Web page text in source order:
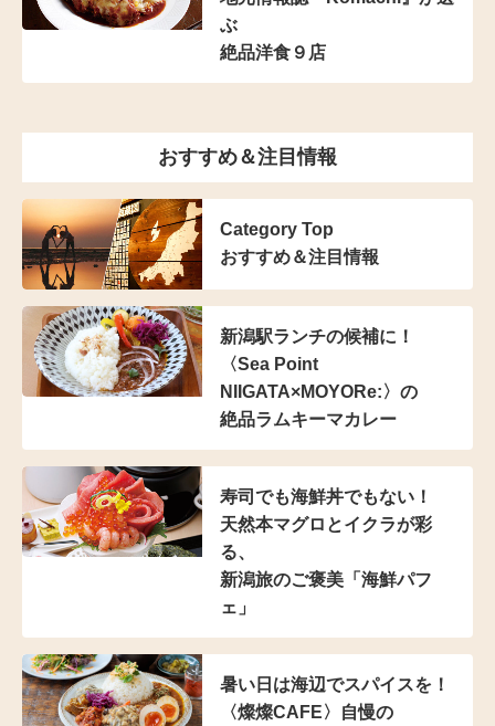
ぶ
絶品洋食９店
おすすめ＆注目情報
Category Top
おすすめ＆注目情報
新潟駅ランチの候補に！
〈Sea Point
NIIGATA×MOYORe:〉の
絶品ラムキーマカレー
寿司でも海鮮丼でもない！
天然本マグロとイクラが彩
る、
新潟旅のご褒美「海鮮パフ
ェ」
暑い日は海辺でスパイスを！
〈燦燦CAFE〉自慢の